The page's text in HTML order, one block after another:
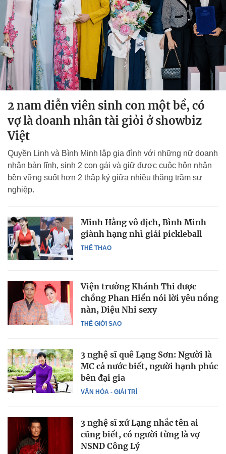
2 nam diễn viên sinh con một bề, có
vợ là doanh nhân tài giỏi ở showbiz
Việt
Quyền Linh và Bình Minh lập gia đình với những nữ doanh
nhân bản lĩnh, sinh 2 con gái và giữ được cuộc hôn nhân
bền vững suốt hơn 2 thập kỷ giữa nhiều thăng trầm sự
nghiệp.
THỂ THAO
Minh Hằng vô địch, Bình Minh
giành hạng nhì giải pickleball
THẾ GIỚI SAO
Viện trưởng Khánh Thi được
chồng Phan Hiển nói lời yêu nồng
nàn, Diệu Nhi sexy
VĂN HÓA - GIẢI TRÍ
3 nghệ sĩ quê Lạng Sơn: Người là
MC cả nước biết, người hạnh phúc
bên đại gia
3 nghệ sĩ xứ Lạng nhắc tên ai
cũng biết, có người từng là vợ
NSND Công Lý